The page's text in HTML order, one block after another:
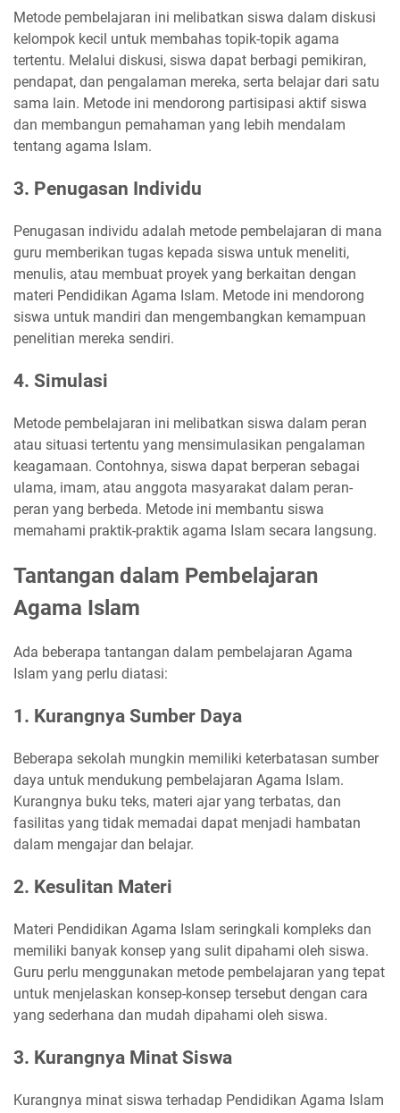
Metode pembelajaran ini melibatkan siswa dalam diskusi
kelompok kecil untuk membahas topik-topik agama
tertentu. Melalui diskusi, siswa dapat berbagi pemikiran,
pendapat, dan pengalaman mereka, serta belajar dari satu
sama lain. Metode ini mendorong partisipasi aktif siswa
dan membangun pemahaman yang lebih mendalam
tentang agama Islam.
3. Penugasan Individu
Penugasan individu adalah metode pembelajaran di mana
guru memberikan tugas kepada siswa untuk meneliti,
menulis, atau membuat proyek yang berkaitan dengan
materi Pendidikan Agama Islam. Metode ini mendorong
siswa untuk mandiri dan mengembangkan kemampuan
penelitian mereka sendiri.
4. Simulasi
Metode pembelajaran ini melibatkan siswa dalam peran
atau situasi tertentu yang mensimulasikan pengalaman
keagamaan. Contohnya, siswa dapat berperan sebagai
ulama, imam, atau anggota masyarakat dalam peran-
peran yang berbeda. Metode ini membantu siswa
memahami praktik-praktik agama Islam secara langsung.
Tantangan dalam Pembelajaran
Agama Islam
Ada beberapa tantangan dalam pembelajaran Agama
Islam yang perlu diatasi:
1. Kurangnya Sumber Daya
Beberapa sekolah mungkin memiliki keterbatasan sumber
daya untuk mendukung pembelajaran Agama Islam.
Kurangnya buku teks, materi ajar yang terbatas, dan
fasilitas yang tidak memadai dapat menjadi hambatan
dalam mengajar dan belajar.
2. Kesulitan Materi
Materi Pendidikan Agama Islam seringkali kompleks dan
memiliki banyak konsep yang sulit dipahami oleh siswa.
Guru perlu menggunakan metode pembelajaran yang tepat
untuk menjelaskan konsep-konsep tersebut dengan cara
yang sederhana dan mudah dipahami oleh siswa.
3. Kurangnya Minat Siswa
Kurangnya minat siswa terhadap Pendidikan Agama Islam